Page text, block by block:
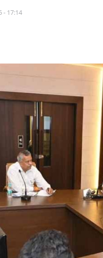
- 17:14